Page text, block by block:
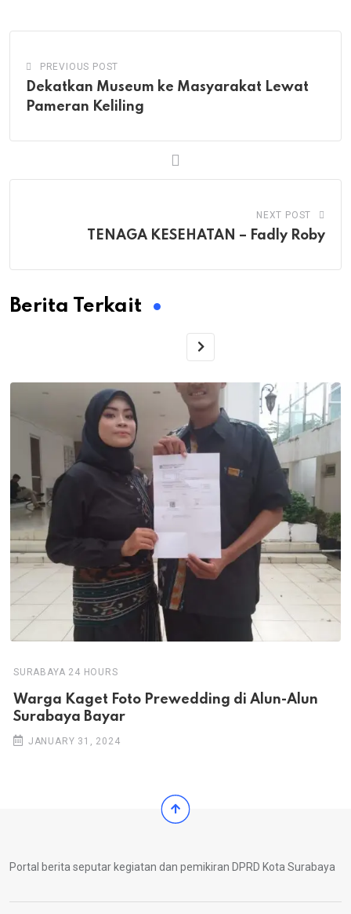
PREVIOUS POST
Dekatkan Museum ke Masyarakat Lewat
Pameran Keliling
NEXT POST
TENAGA KESEHATAN – Fadly Roby
Berita Terkait
SURABAYA 24 HOURS
Warga Kaget Foto Prewedding di Alun-Alun
Surabaya Bayar
JANUARY 31, 2024
Portal berita seputar kegiatan dan pemikiran DPRD Kota Surabaya